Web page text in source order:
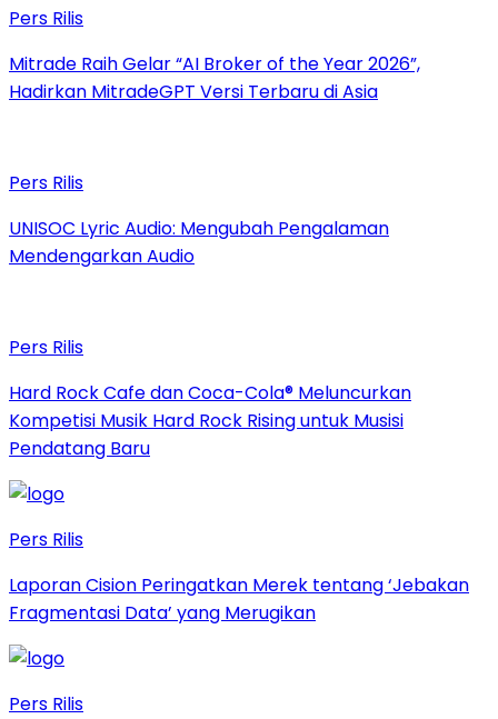
Pers Rilis
Mitrade Raih Gelar “AI Broker of the Year 2026”,
Hadirkan MitradeGPT Versi Terbaru di Asia
Pers Rilis
UNISOC Lyric Audio: Mengubah Pengalaman
Mendengarkan Audio
Pers Rilis
Hard Rock Cafe dan Coca-Cola® Meluncurkan
Kompetisi Musik Hard Rock Rising untuk Musisi
Pendatang Baru
Pers Rilis
Laporan Cision Peringatkan Merek tentang ‘Jebakan
Fragmentasi Data’ yang Merugikan
Pers Rilis